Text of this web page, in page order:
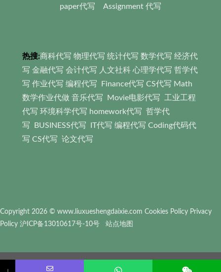
paper代写 Assignment 代写
热搜:商科代写 物理代写 统计代写 数学代写 经济代
写 金融代写 会计代写 人文社科 心理学代写 哲学代
写 作业代写 编程代写 Finance代写 CS代写 Math
数学作业代做 音乐代写 Movie电影代写
工业工程
代写 环境科学代写 homework代写 哲学代
写
BUSINESS代写 IT代写 编程代写 Coding代码代
写 CS代写 论文代写
Copyright 2026 © www.liuxueshengdaixie.com Cookies Policy Privacy
Policy 沪ICP备13010617号-10号 站点地图